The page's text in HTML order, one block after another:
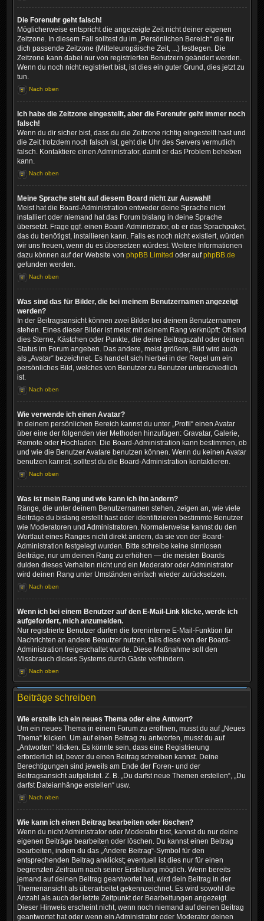
Die Forenuhr geht falsch!
Möglicherweise entspricht die angezeigte Zeit nicht deiner eigenen
Zeitzone. In diesem Fall solltest du im „Persönlichen Bereich“ die für
dich passende Zeitzone (Mitteleuropäische Zeit, ...) festlegen. Die
Zeitzone kann dabei nur von registrierten Benutzern geändert werden.
Wenn du noch nicht registriert bist, ist dies ein guter Grund, dies jetzt zu
tun.
Nach oben
Ich habe die Zeitzone eingestellt, aber die Forenuhr geht immer noch
falsch!
Wenn du dir sicher bist, dass du die Zeitzone richtig eingestellt hast und
die Zeit trotzdem noch falsch ist, geht die Uhr des Servers vermutlich
falsch. Kontaktiere einen Administrator, damit er das Problem beheben
kann.
Nach oben
Meine Sprache steht auf diesem Board nicht zur Auswahl!
Meist hat die Board-Administration entweder deine Sprache nicht
installiert oder niemand hat das Forum bislang in deine Sprache
übersetzt. Frage ggf. einen Board-Administrator, ob er das Sprachpaket,
das du benötigst, installieren kann. Falls es noch nicht existiert, würden
wir uns freuen, wenn du es übersetzen würdest. Weitere Informationen
dazu können auf der Website von phpBB Limited oder aufphpBB.de
gefunden werden.
Nach oben
Was sind das für Bilder, die bei meinem Benutzernamen angezeigt
werden?
In der Beitragsansicht können zwei Bilder bei deinem Benutzernamen
stehen. Eines dieser Bilder ist meist mit deinem Rang verknüpft: Oft sind
dies Sterne, Kästchen oder Punkte, die deine Beitragszahl oder deinen
Status im Forum angeben. Das andere, meist größere, Bild wird auch
als „Avatar“ bezeichnet. Es handelt sich hierbei in der Regel um ein
persönliches Bild, welches von Benutzer zu Benutzer unterschiedlich
ist.
Nach oben
Wie verwende ich einen Avatar?
In deinem persönlichen Bereich kannst du unter „Profil“ einen Avatar
über eine der folgenden vier Methoden hinzufügen: Gravatar, Galerie,
Remote oder Hochladen. Die Board-Administration kann bestimmen, ob
und wie die Benutzer Avatare benutzen können. Wenn du keinen Avatar
benutzen kannst, solltest du die Board-Administration kontaktieren.
Nach oben
Was ist mein Rang und wie kann ich ihn ändern?
Ränge, die unter deinem Benutzernamen stehen, zeigen an, wie viele
Beiträge du bislang erstellt hast oder identifizieren bestimmte Benutzer
wie Moderatoren und Administratoren. Normalerweise kannst du den
Wortlaut eines Ranges nicht direkt ändern, da sie von der Board-
Administration festgelegt wurden. Bitte schreibe keine sinnlosen
Beiträge, nur um deinen Rang zu erhöhen — die meisten Boards
dulden dieses Verhalten nicht und ein Moderator oder Administrator
wird deinen Rang unter Umständen einfach wieder zurücksetzen.
Nach oben
Wenn ich bei einem Benutzer auf den E-Mail-Link klicke, werde ich
aufgefordert, mich anzumelden.
Nur registrierte Benutzer dürfen die foreninterne E-Mail-Funktion für
Nachrichten an andere Benutzer nutzen, falls diese von der Board-
Administration freigeschaltet wurde. Diese Maßnahme soll den
Missbrauch dieses Systems durch Gäste verhindern.
Nach oben
Beiträge schreiben
Wie erstelle ich ein neues Thema oder eine Antwort?
Um ein neues Thema in einem Forum zu eröffnen, musst du auf „Neues
Thema“ klicken. Um auf einen Beitrag zu antworten, musst du auf
„Antworten“ klicken. Es könnte sein, dass eine Registrierung
erforderlich ist, bevor du einen Beitrag schreiben kannst. Deine
Berechtigungen sind jeweils am Ende der Foren- und der
Beitragsansicht aufgelistet. Z. B. „Du darfst neue Themen erstellen“, „Du
darfst Dateianhänge erstellen“ usw.
Nach oben
Wie kann ich einen Beitrag bearbeiten oder löschen?
Wenn du nicht Administrator oder Moderator bist, kannst du nur deine
eigenen Beiträge bearbeiten oder löschen. Du kannst einen Beitrag
bearbeiten, indem du das „Ändere Beitrag“-Symbol für den
entsprechenden Beitrag anklickst; eventuell ist dies nur für einen
begrenzten Zeitraum nach seiner Erstellung möglich. Wenn bereits
jemand auf deinen Beitrag geantwortet hat, wird dein Beitrag in der
Themenansicht als überarbeitet gekennzeichnet. Es wird sowohl die
Anzahl als auch der letzte Zeitpunkt der Bearbeitungen angezeigt.
Dieser Hinweis erscheint nicht, wenn noch niemand auf deinen Beitrag
geantwortet hat oder wenn ein Administrator oder Moderator deinen